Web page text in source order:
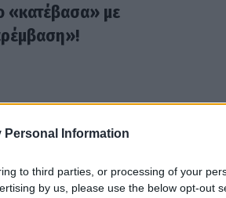
Personal Information
to third parties, or processing of your
by us, please use the below opt-out
«κατέβασα» με
οι συνεργάτες της -